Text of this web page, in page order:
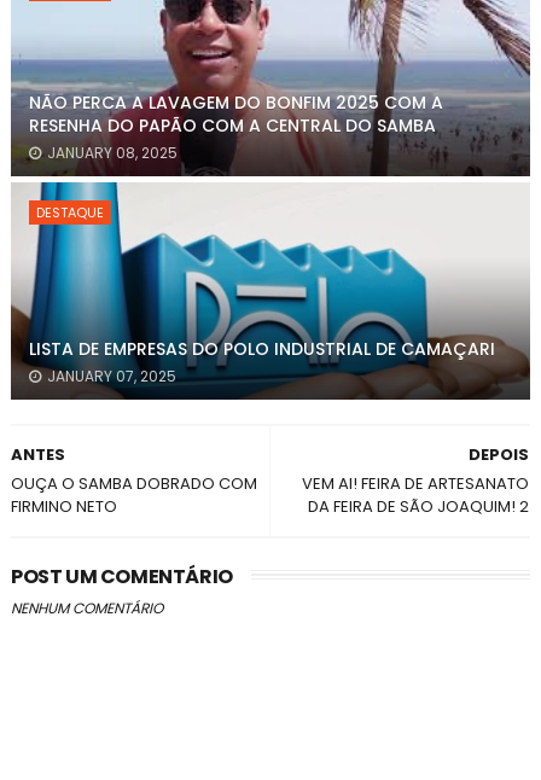
NÃO PERCA A LAVAGEM DO BONFIM 2025 COM A
RESENHA DO PAPÃO COM A CENTRAL DO SAMBA
JANUARY 08, 2025
DESTAQUE
LISTA DE EMPRESAS DO POLO INDUSTRIAL DE CAMAÇARI
JANUARY 07, 2025
DEPOIS
VEM AI! FEIRA DE ARTESANATO
DA FEIRA DE SÃO JOAQUIM! 2
ANTES
OUÇA O SAMBA DOBRADO COM
FIRMINO NETO
POST UM COMENTÁRIO
NENHUM COMENTÁRIO